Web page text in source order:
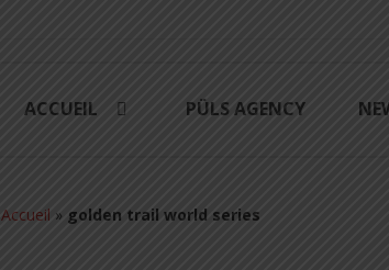
ACCUEIL PÜLS AGENCY
Accueil » golden trail world series